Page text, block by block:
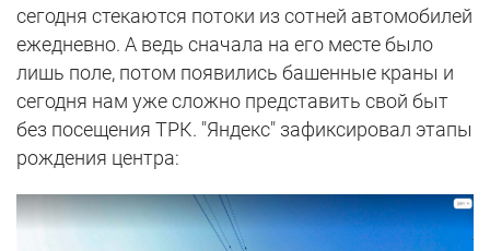
сегодня стекаются потоки из сотней автомобилей
ежедневно. А ведь сначала на его месте было
лишь поле, потом появились башенные краны и
сегодня нам уже сложно представить свой быт
без посещения ТРК. "Яндекс" зафиксировал этапы
рождения центра: